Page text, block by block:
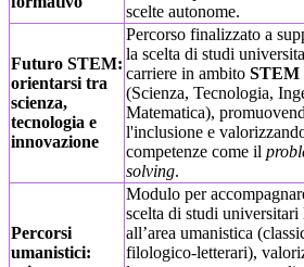
scelte autonome.
Futuro STEM:
orientarsi tra
scienza,
tecnologia e
innovazione
Percorso finalizzato a
la scelta di studi
carriere in ambito STEM
(Scienza, Tecnologia,
Matematica),
l'inclusione e
competenze come il
solving.
Percorsi
umanistici:
Modulo per
scelta di studi universitari
all’area umanistica
filologico-letterari),